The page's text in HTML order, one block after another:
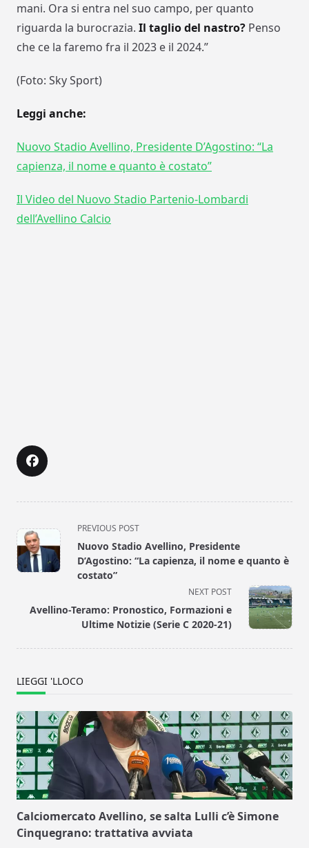
mani. Ora si entra nel suo campo, per quanto
riguarda la burocrazia. Il taglio del nastro? Penso
che ce la faremo fra il 2023 e il 2024.”
(Foto: Sky Sport)
Leggi anche:
Nuovo Stadio Avellino, Presidente D’Agostino: “La
capienza, il nome e quanto è costato”
Il Video del Nuovo Stadio Partenio-Lombardi
dell’Avellino Calcio
<span
class="nav-
subtitle
screen-
text">Page</span>
PREVIOUS POST
Nuovo Stadio Avellino, Presidente
D’Agostino: “La capienza, il nome e quanto è
costato”
NEXT POST
Avellino-Teramo: Pronostico, Formazioni e
Ultime Notizie (Serie C 2020-21)
LIEGGI 'LLOCO
Calciomercato Avellino, se salta Lulli c’è Simone
Cinquegrano: trattativa avviata